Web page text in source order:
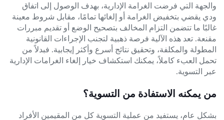
والجهة التي فرضت الغرامة الإدارية، بهدف الوصول إلى اتفاق
ودي يقضي بتخفيض الغرامة أو إلغائها تمامًا، مقابل شروط معينة
غالبًا ما تتضمن التزام المخالف بتصحيح الوضع أو تقديم مبررات
مقنعة. تعد هذه الآلية فرصة ذهبية لتجنب الإجراءات القانونية
المطولة والمكلفة، وتحقيق نتائج أسرع وأكثر إيجابية. فبدلاً من
تحمل العبء كاملاً، يمكنك استكشاف خيار إلغاء الغرامات الإدارية
عبر التسوية.
من يمكنه الاستفادة من التسوية؟
بشكل عام، يستفيد من عملية التسوية كل من المقيمين الأفراد